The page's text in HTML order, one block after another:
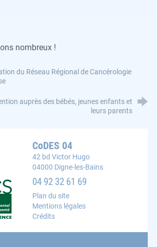
nombreux !
du Réseau Régional de Cancérologie
auprès des bébés, jeunes enfants et
leurs parents
04 : Comité départemental d'éducation pour la
CoDES 04
42 bd Victor Hugo
04000 Digne-les-Bains
04 92 32 61 69
Plan du site
Mentions légales
Crédits